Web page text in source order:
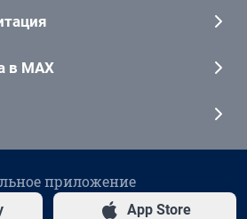
в MAX
приложение
App Store